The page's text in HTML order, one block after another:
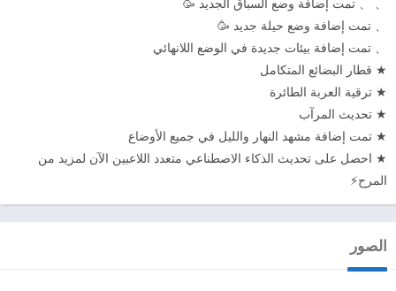
、 تمت إضافة وضع حيلة جديد 🥳
、 تمت إضافة بيئات جديدة في الوضع اللانهائي
★ قطار البضائع المتكامل
★ ترقية العربة الطائرة
★ تحديث المرآب
★ تمت إضافة مشهد النهار والليل في جميع الأوضاع
★ احصل على تحديث الذكاء الاصطناعي متعدد اللاعبين الآن لمزيد من
المرح⚡️
الصور